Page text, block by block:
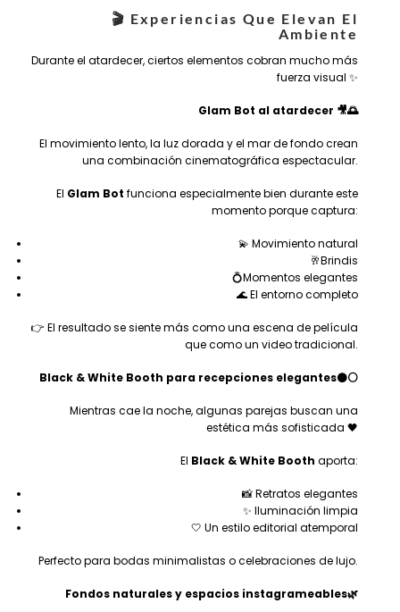
🎬 Experiencias Que Elevan El
Ambiente
Durante el atardecer, ciertos elementos cobran mucho más
fuerza visual ✨
Glam Bot al atardecer 🎥🌅
El movimiento lento, la luz dorada y el mar de fondo crean
una combinación cinematográfica espectacular.
El Glam Bot funciona especialmente bien durante este
momento porque captura:
💫 Movimiento natural
🥂Brindis
💍Momentos elegantes
🌊 El entorno completo
👉 El resultado se siente más como una escena de película
que como un video tradicional.
Black & White Booth para recepciones elegantes⚫⚪
Mientras cae la noche, algunas parejas buscan una
estética más sofisticada 🖤
El Black & White Booth aporta:
📸 Retratos elegantes
✨ Iluminación limpia
🤍 Un estilo editorial atemporal
Perfecto para bodas minimalistas o celebraciones de lujo.
Fondos naturales y espacios instagrameables🌿